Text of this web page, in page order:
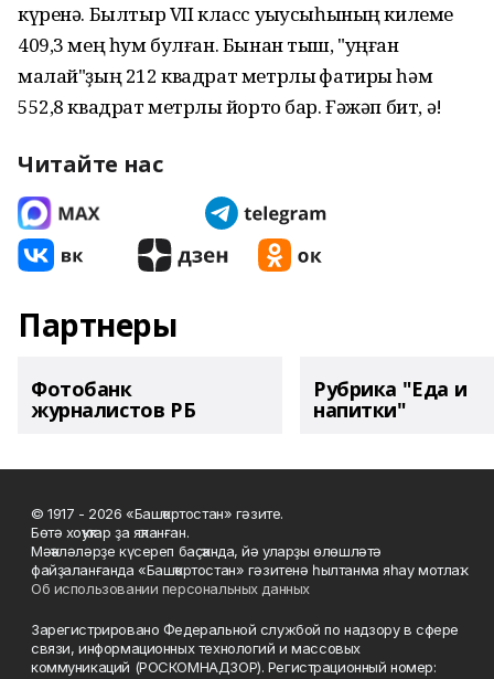
күренә. Былтыр VII класс уҡыусыһының килеме
409,3 мең һум булған. Бынан тыш, "уңған
малай"ҙың 212 квадрат метрлыҡ фатиры һәм
552,8 квадрат метрлыҡ йорто бар. Ғәжәп бит, ә!
Читайте нас
Партнеры
Фотобанк
журналистов РБ
Рубрика "Еда и
напитки"
© 1917 - 2026 «Башҡортостан» гәзите.
Бөтә хоҡуҡтар ҙа яҡланған.
Мәҡәләләрҙе күсереп баҫҡанда, йә уларҙы өлөшләтә
файҙаланғанда «Башҡортостан» гәзитенә һылтанма яһау мотлаҡ.
Об использовании персональных данных
Зарегистрировано Федеральной службой по надзору в сфере
связи, информационных технологий и массовых
коммуникаций (РОСКОМНАДЗОР). Регистрационный номер: